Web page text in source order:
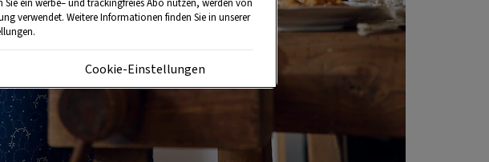
ein werbe– und trackingfreies Abo nutzen, werden von
verwendet. Weitere Informationen finden Sie in unserer
Cookie-Einstellungen